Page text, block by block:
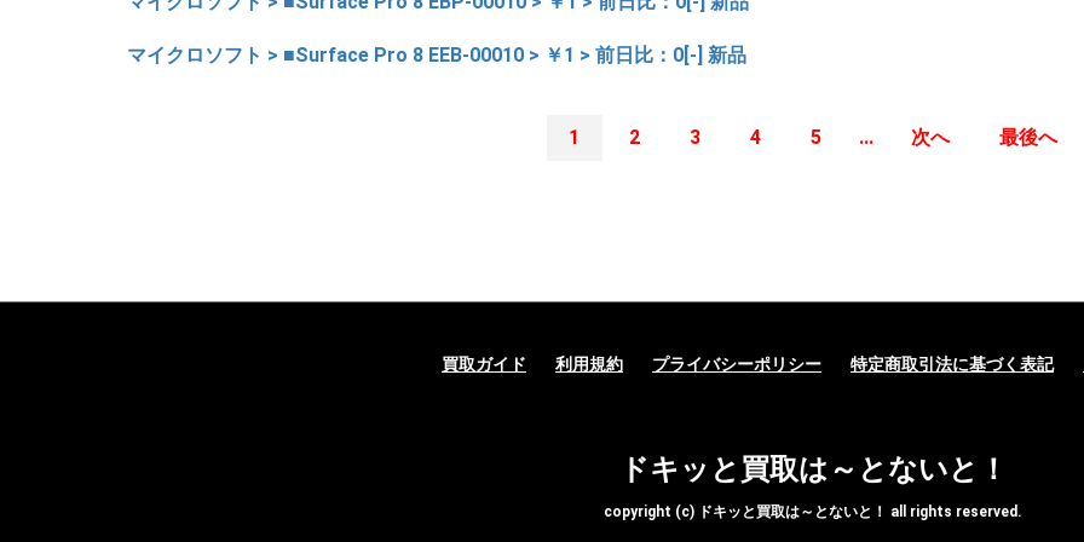
マイクロソフト > ■Surface Pro 8 EEB-00010 > ￥1 > 前日比：0[-] 新品
1 2 3 4 5 ... 次へ 最後へ
買取ガイド 利用規約 プライバシーポリシー 特定商取引法に基づく表記
ドキッと買取は～とないと！
copyright (c) ドキッと買取は～とないと！ all rights reserved.